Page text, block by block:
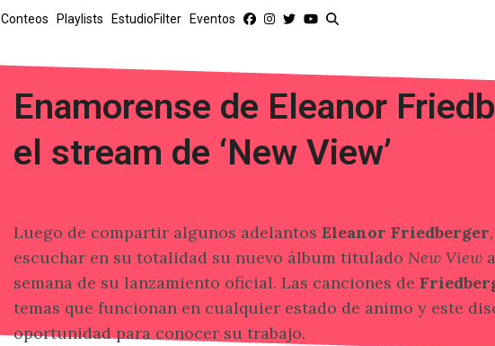
Conteos Playlists EstudioFilter Eventos
Enamorense de Eleanor
el stream de ‘New View’
Luego de compartir algunos adelantos Eleanor Friedberger
escuchar en su totalidad su nuevo álbum titulado New View
semana de su lanzamiento oficial. Las canciones de
temas que funcionan en cualquier estado de animo y este
oportunidad para conocer su trabajo.